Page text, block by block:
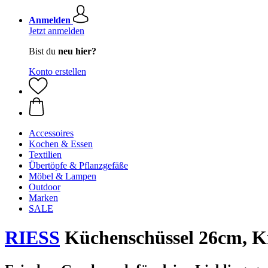
Anmelden
Jetzt anmelden
Bist du neu hier?
Konto erstellen
Accessoires
Kochen & Essen
Textilien
Übertöpfe & Pflanzgefäße
Möbel & Lampen
Outdoor
Marken
SALE
RIESS Küchenschüssel 26cm,